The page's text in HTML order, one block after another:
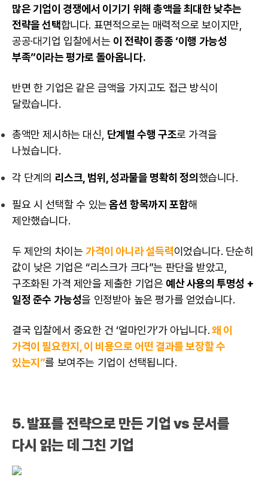
많은 기업이 경쟁에서 이기기 위해 총액을 최대한 낮추는
전략을 선택합니다. 표면적으로는 매력적으로 보이지만,
공공·대기업 입찰에서는 이 전략이 종종 ‘이행 가능성
부족”이라는 평가로 돌아옵니다.
반면 한 기업은 같은 금액을 가지고도 접근 방식이
달랐습니다.
총액만 제시하는 대신, 단계별 수행 구조로 가격을
나눴습니다.
각 단계의 리스크 , 범위, 성과물을 명확히 정의 했습니다.
필요 시 선택할 수 있는옵션 항목까지 포함해
제안했습니다.
두 제안의 차이는 가격이 아니라 설득력이었습니다. 단순히
값이 낮은 기업은 “리스크가 크다”는 판단을 받았고,
구조화된 가격 제안을 제출한 기업은 예산 사용의 투명성 +
일정 준수 가능성을 인정받아 높은 평가를 얻었습니다.
결국 입찰에서 중요한 건 ‘얼마인가’가 아닙니다.왜 이
가격이 필요한지, 이 비용으로 어떤 결과를 보장할 수
있는지”를 보여주는 기업이 선택됩니다.
5. 발표를 전략으로 만든 기업 vs 문서를
다시 읽는 데 그친 기업